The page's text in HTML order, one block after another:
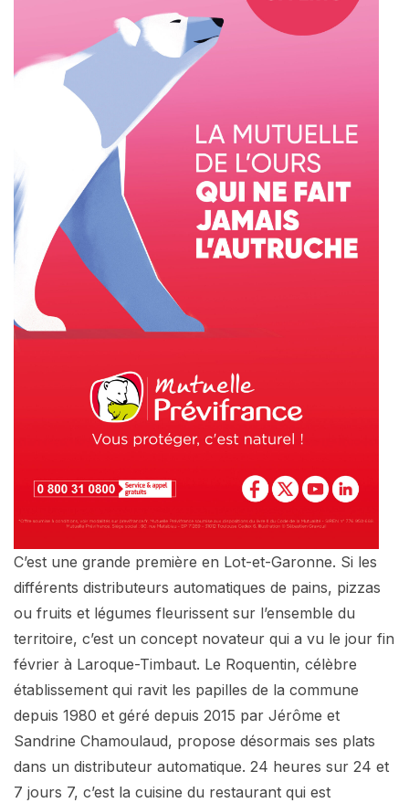
C’est une grande première en Lot-et-Garonne. Si les
différents distributeurs automatiques de pains, pizzas
ou fruits et légumes fleurissent sur l’ensemble du
territoire, c’est un concept novateur qui a vu le jour fin
février à Laroque-Timbaut. Le Roquentin, célèbre
établissement qui ravit les papilles de la commune
depuis 1980 et géré depuis 2015 par Jérôme et
Sandrine Chamoulaud, propose désormais ses plats
dans un distributeur automatique. 24 heures sur 24 et
7 jours 7, c’est la cuisine du restaurant qui est